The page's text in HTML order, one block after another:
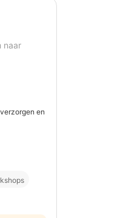
naar
en